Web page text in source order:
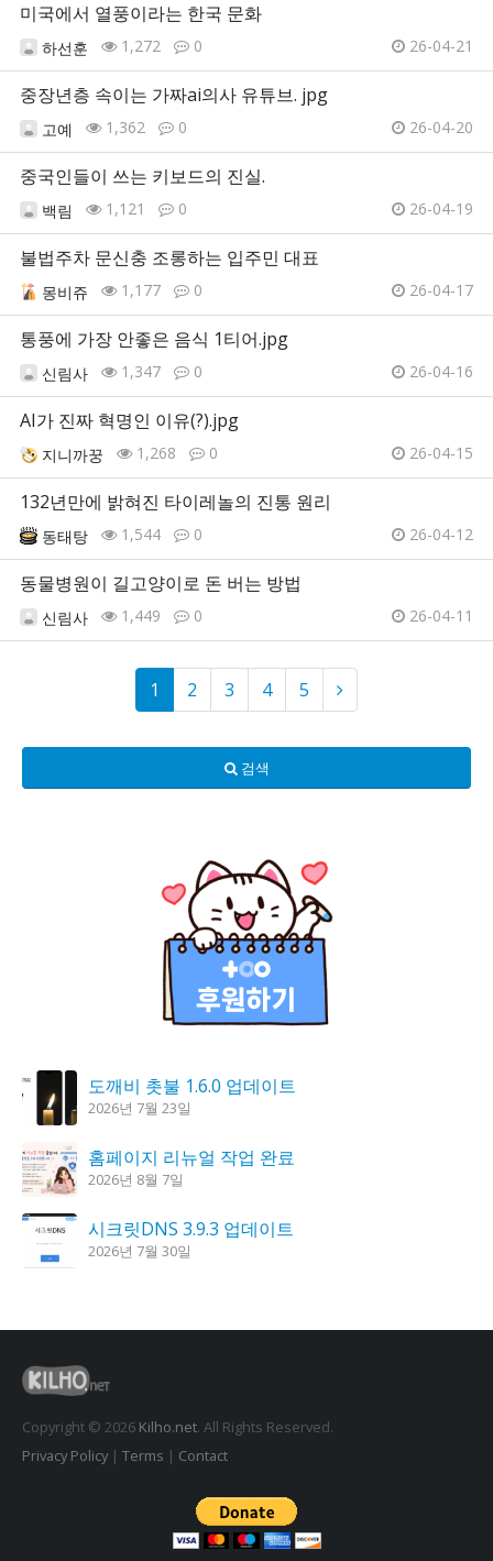
미국에서 열풍이라는 한국 문화
하선훈 1,272 0 26-04-21
중장년층 속이는 가짜ai의사 유튜브. jpg
고예 1,362 0 26-04-20
중국인들이 쓰는 키보드의 진실.
백림 1,121 0 26-04-19
불법주차 문신충 조롱하는 입주민 대표
몽비쥬 1,177 0 26-04-17
통풍에 가장 안좋은 음식 1티어.jpg
신림사 1,347 0 26-04-16
AI가 진짜 혁명인 이유(?).jpg
지니까꿍 1,268 0 26-04-15
132년만에 밝혀진 타이레놀의 진통 원리
동태탕 1,544 0 26-04-12
동물병원이 길고양이로 돈 버는 방법
신림사 1,449 0 26-04-11
1 2 3 4 5
검색
도깨비 촛불 1.6.0 업데이트
2026년 7월 23일
홈페이지 리뉴얼 작업 완료
2026년 8월 7일
시크릿DNS 3.9.3 업데이트
2026년 7월 30일
K플레이어 0.9.4 업데이트
2026년 7월 28일
Copyright © 2026 Kilho.net. All Rights Reserved.
Privacy Policy| Terms | Contact